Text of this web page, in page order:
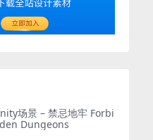
场景 – 禁忌地牢 Forbi
Dungeons